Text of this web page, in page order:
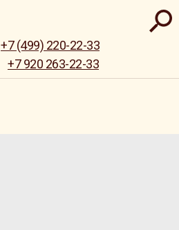
+7 920 263-22-33
+7 (499) 220-22-33